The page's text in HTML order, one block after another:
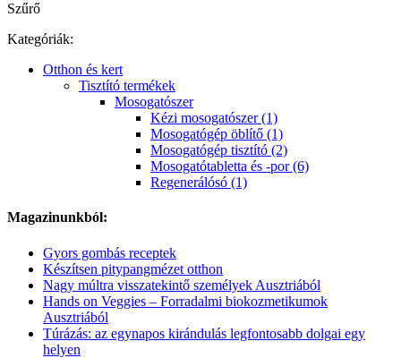
Szűrő
Kategóriák:
Otthon és kert
Tisztító termékek
Mosogatószer
Kézi mosogatószer (1)
Mosogatógép öblítő (1)
Mosogatógép tisztító (2)
Mosogatótabletta és -por (6)
Regenerálósó (1)
Magazinunkból:
Gyors gombás receptek
Készítsen pitypangmézet otthon
Nagy múltra visszatekintő személyek Ausztriából
Hands on Veggies – Forradalmi biokozmetikumok
Ausztriából
Túrázás: az egynapos kirándulás legfontosabb dolgai egy
helyen